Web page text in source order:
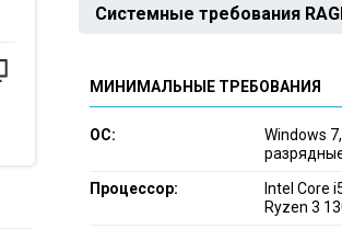
Системные требования
МИНИМАЛЬНЫЕ ТРЕБОВАНИЯ
ОС:
Windows
Процессор:
Intel Core
Ryzen 3